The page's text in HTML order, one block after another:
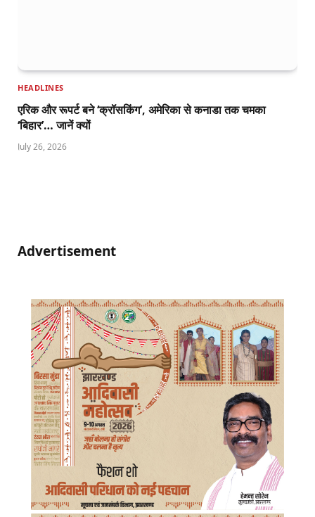
HEADLINES
एरिक और रूपर्ट बने ‘क्रॉसकिंग’, अमेरिका से कनाडा तक चमका
‘बिहार’… जानें क्यों
July 26, 2026
Advertisement